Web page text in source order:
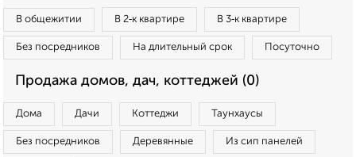
В общежитии В 2‑к квартире В 3‑к квартире
Без посредников На длительный срок Посуточно
Продажа домов, дач, коттеджей (0)
Дома Дачи Коттеджи Таунхаусы
Без посредников Деревянные Из сип панелей